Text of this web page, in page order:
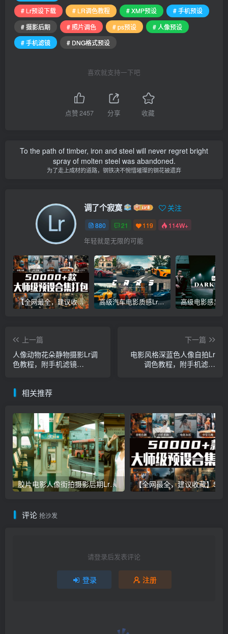
# Lr预设下载
# LR调色教程 # XMP预设
# 手机预设
# 摄影后期
# 照片调色 # ps预设
# 人像预设
# 手机滤镜
# DNG格式预设
喜欢就支持一下吧
点赞2457 分享 收藏
To the path of timber, iron and steel will never regret bright
spray of molten steel was abandoned.
为了走上成材的道路，钢铁决不惋惜璀璨的钢花被遗弃
调了个寂寞 关注
880 21 119 114W+
年轻就是无限的可能
【全网最全，建议收藏】5万多款Lr顶级调色预设合集，精心整理，分类清晰，摄影师调色师必备素材，够用一辈子！ 高级汽车电影质感Lr调色教程，手机滤镜PS+Lightroom预设下载！
上一篇
人像动物花朵静物摄影Lr调
色教程，附手机滤镜
下一篇
电影风格深蓝色人像自拍Lr
调色教程，附手机滤镜
相关推荐
胶片电影人像街拍摄影后期Lr调色教程，手机滤镜PS+Lightroom预设下载！
评论 抢沙发
请登录后发表评论
登录 注册